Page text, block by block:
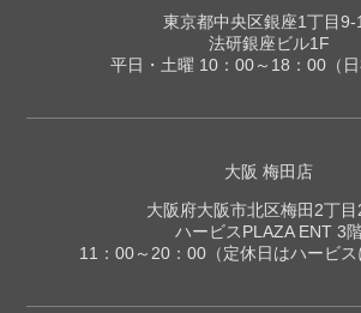
東京都中央区銀座1丁目9-
法研銀座ビル1F
平日・土曜 10：00～18：00（日
大阪 梅田店
大阪府大阪市北区梅田2丁目
ハービスPLAZA ENT 3
11：00～20：00（定休日はハービス